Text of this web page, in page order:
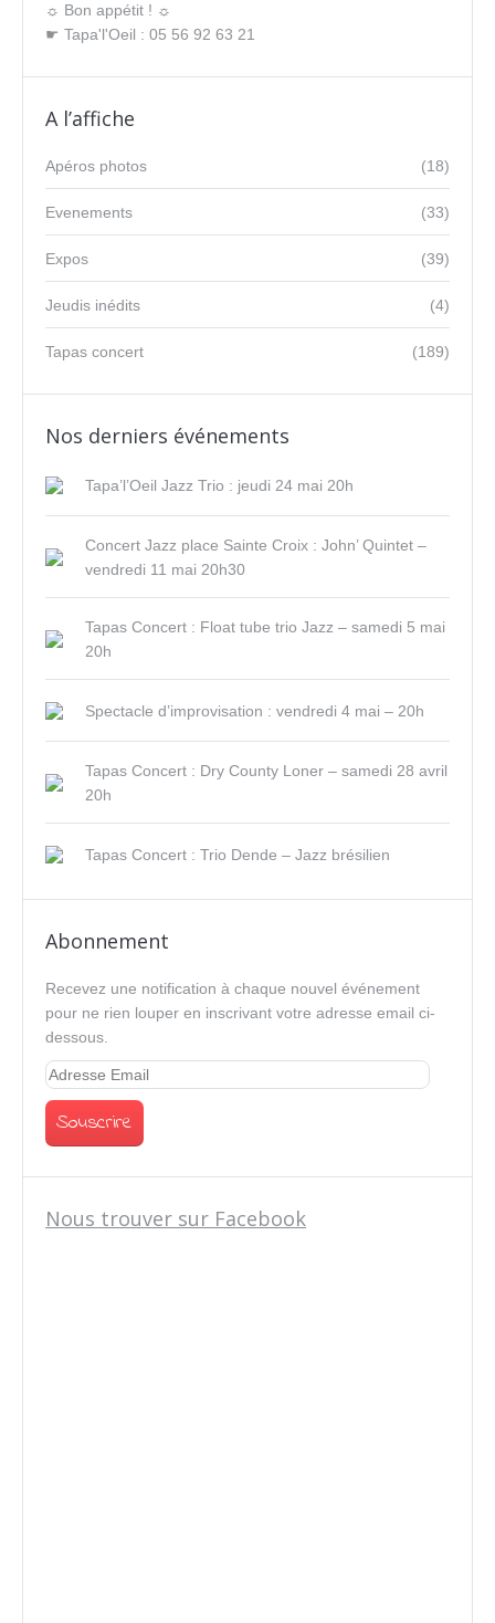
☼ Bon appétit ! ☼
☛ Tapa'l'Oeil : 05 56 92 63 21
A l’affiche
(18)
Apéros photos
(33)
Evenements
(39)
Expos
(4)
Jeudis inédits
(189)
Tapas concert
Nos derniers événements
Tapa’l’Oeil Jazz Trio : jeudi 24 mai 20h
Concert Jazz place Sainte Croix : John’ Quintet –
vendredi 11 mai 20h30
Tapas Concert : Float tube trio Jazz – samedi 5 mai
20h
Spectacle d’improvisation : vendredi 4 mai – 20h
Tapas Concert : Dry County Loner – samedi 28 avril
20h
Tapas Concert : Trio Dende – Jazz brésilien
Abonnement
Recevez une notification à chaque nouvel événement
pour ne rien louper en inscrivant votre adresse email ci-
dessous.
Nous trouver sur Facebook